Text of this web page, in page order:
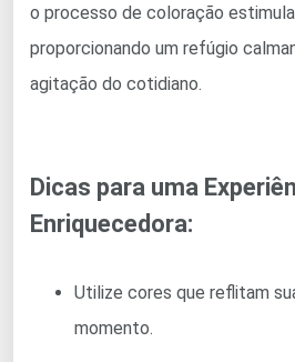
o processo de coloração
proporcionando um refúgio
agitação do cotidiano.
Dicas para uma
Enriquecedora:
Utilize cores que reflitam
momento.